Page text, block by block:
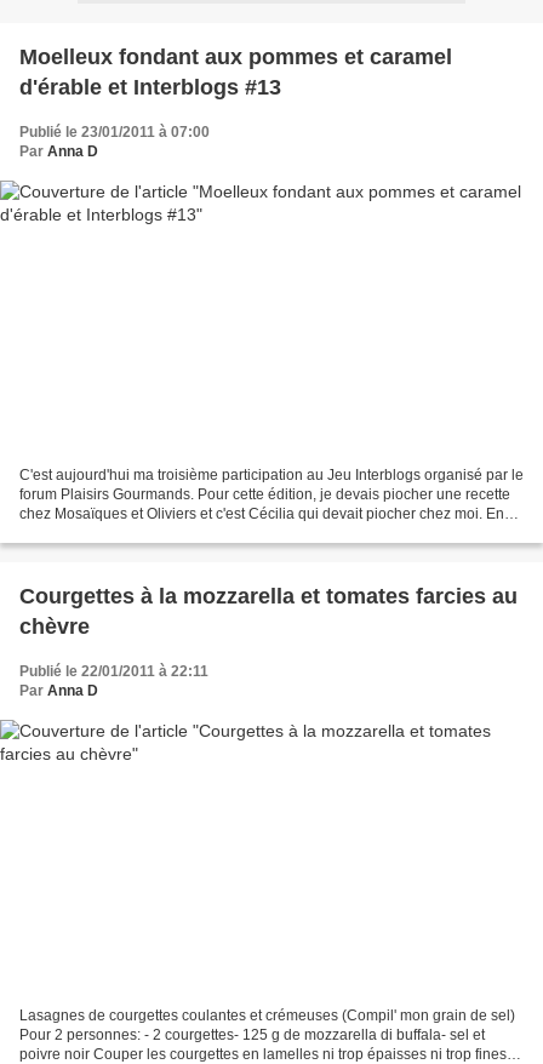
Moelleux fondant aux pommes et caramel
d'érable et Interblogs #13
Publié le 23/01/2011 à 07:00
Par Anna D
C'est aujourd'hui ma troisième participation au Jeu Interblogs organisé par le
forum Plaisirs Gourmands. Pour cette édition, je devais piocher une recette
chez Mosaïques et Oliviers et c'est Cécilia qui devait piocher chez moi. En
Courgettes à la mozzarella et tomates farcies au
chèvre
Publié le 22/01/2011 à 22:11
Par Anna D
Lasagnes de courgettes coulantes et crémeuses (Compil' mon grain de sel)
Pour 2 personnes: - 2 courgettes- 125 g de mozzarella di buffala- sel et
poivre noir Couper les courgettes en lamelles ni trop épaisses ni trop fines